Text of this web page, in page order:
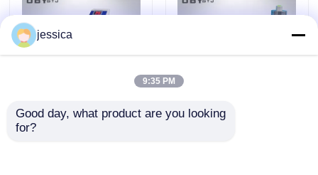
UP-1008 8자리 LCD 디
jessica
9:35 PM
Good day, what product are you looking
for?